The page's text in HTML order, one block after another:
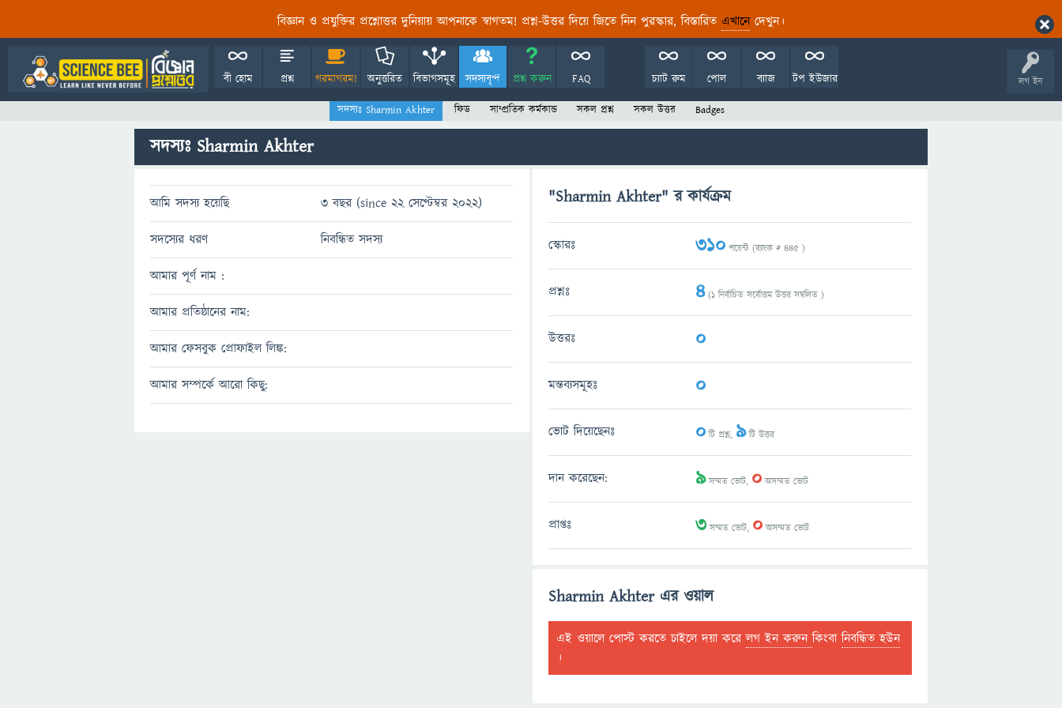
বিজ্ঞান ও প্রযুক্তির প্রশ্নোত্তর দুনিয়ায় আপনাকে স্বাগতম! প্রশ্ন-উত্তর দিয়ে জিতে নিন পুরস্কার, বিস্তারিত এখানেদেখুন।
লগ ইন
বী হোম প্রশ্ন গরমাগরম! অনুত্তরিত বিভাগসমূহ সদস্যবৃন্দ প্রশ্ন করুন FAQ টপ ইউজার
ব্যাজ
পোল
চ্যাট রুম
সদস্যঃ Sharmin Akhter ফিড সাম্প্রতিক কর্মকান্ড সকল প্রশ্ন সকল উত্তর Badges
সদস্যঃ Sharmin Akhter
আমি সদস্য হয়েছি 3 বছর (since 22 সেপ্টেম্বর 2022)
সদস্যের ধরণ নিবন্ধিত সদস্য
আমার পূর্ণ নাম :
আমার প্রতিষ্ঠানের নাম:
আমার ফেসবুক প্রোফাইল লিঙ্ক:
আমার সম্পর্কে আরো কিছু:
"Sharmin Akhter" র কার্যক্রম
স্কোরঃ 310 পয়েন্ট (র‌্যাংক #445 )
প্রশ্নঃ 4(1নির্বাচিত সর্বোত্তম উত্তর সম্বলিত )
উত্তরঃ 0
মন্তব্যসমূহঃ 0
ভোট দিয়েছেনঃ 0টি প্রশ্ন, 9টি উত্তর
দান করেছেন: 9সম্মত ভোট, 0অসম্মত ভোট
প্রাপ্তঃ 3সম্মত ভোট, 0অসম্মত ভোট
Sharmin Akhter এর ওয়াল
এই ওয়ালে পোস্ট করতে চাইলে দয়া করেলগ ইন করুনকিংবানিবন্ধিত হউন
।